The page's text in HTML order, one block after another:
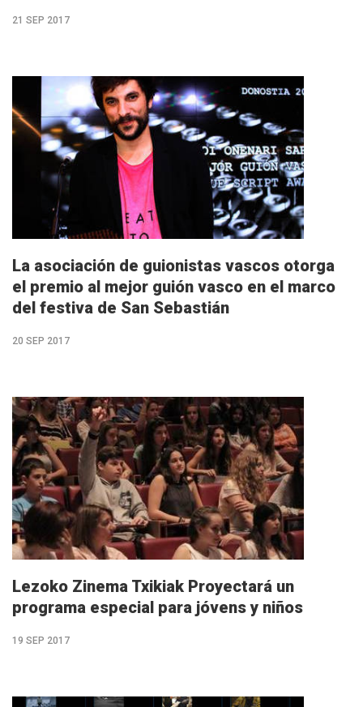
21 SEP 2017
La asociación de guionistas vascos otorga
el premio al mejor guión vasco en el marco
del festiva de San Sebastián
20 SEP 2017
M�s
info
Lezoko Zinema Txikiak Proyectará un
programa especial para jóvens y niños
19 SEP 2017
M�s
info